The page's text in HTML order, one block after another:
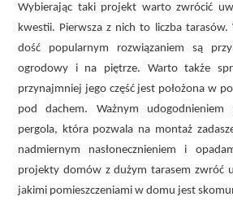
Wybierając taki projekt warto zwrócić
kwestii. Pierwsza z nich to liczba
dość popularnym rozwiązaniem są
ogrodowy i na piętrze. Warto także
przynajmniej jego część jest położona w
pod dachem. Ważnym
pergola, która pozwala na montaż
nadmiernym nasłonecznieniem i
projekty domów z dużym tarasem zwróć
jakimi pomieszczeniami w domu jest